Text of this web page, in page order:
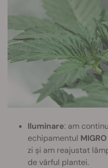
Iluminare: am
echipamentul
zi și am reajustat
de vârful plantei.